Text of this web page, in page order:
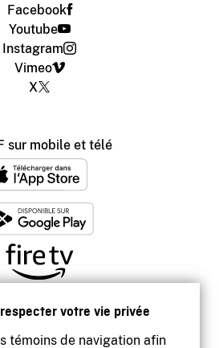
respecter votre vie privée
témoins de navigation afin
Facebook
Youtube
Instagram
Vimeo
X
sur mobile et télé